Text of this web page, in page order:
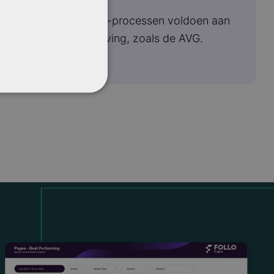
Zorgen dat data-processen voldoen aan
wet- en regelgeving, zoals de AVG.​